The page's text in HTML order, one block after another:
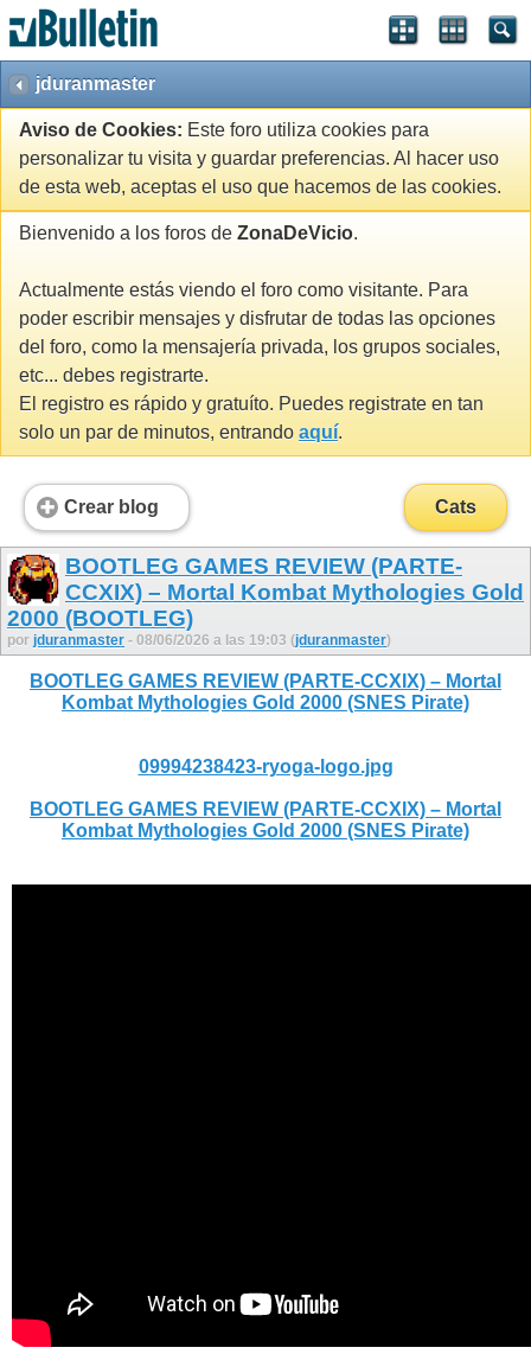
jduranmaster
Aviso de Cookies: Este foro utiliza cookies para
personalizar tu visita y guardar preferencias. Al hacer uso
de esta web, aceptas el uso que hacemos de las cookies.
Bienvenido a los foros de ZonaDeVicio.
Actualmente estás viendo el foro como visitante. Para
poder escribir mensajes y disfrutar de todas las opciones
del foro, como la mensajería privada, los grupos sociales,
etc... debes registrarte.
El registro es rápido y gratuíto. Puedes registrate en tan
solo un par de minutos, entrando aquí.
Crear blog Cats
BOOTLEG GAMES REVIEW (PARTE-
CCXIX) – Mortal Kombat Mythologies Gold
2000 (BOOTLEG)
por jduranmaster - 08/06/2026 a las 19:03 (jduranmaster)
BOOTLEG GAMES REVIEW (PARTE-CCXIX) – Mortal
Kombat Mythologies Gold 2000 (SNES Pirate)
09994238423-ryoga-logo.jpg
BOOTLEG GAMES REVIEW (PARTE-CCXIX) – Mortal
Kombat Mythologies Gold 2000 (SNES Pirate)